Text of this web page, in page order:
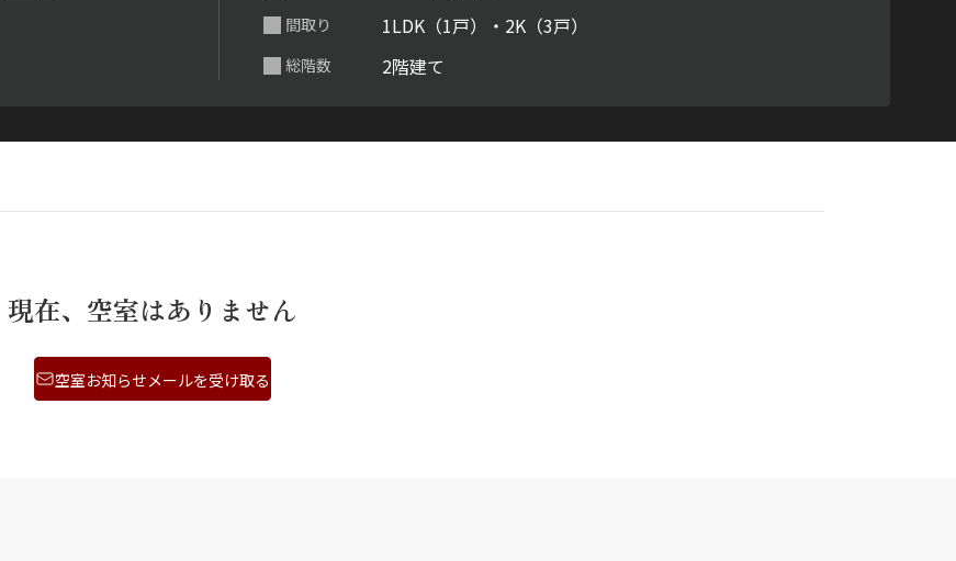
間取り 1LDK（1戸）・2K（3戸）
総階数 2階建て
現在、空室はありません
空室お知らせメールを受け取る